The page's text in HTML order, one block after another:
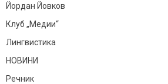
Йордан Йовков
Клуб „Медии“
Лингвистика
НОВИНИ
Речник